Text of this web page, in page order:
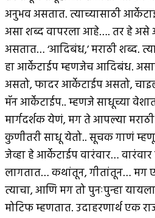
अनुभव असतात. त्याच्यासाठी
असा शब्द वापरला आहे…. तर हे असे
असतात… ‘आदिबंध,’ मराठी शब्द.
हा आर्केटाईप म्हणजेच आदिबंध.
असतो, फादर आर्केटाईप असतो,
मॅन आर्केटाईप.. म्हणजे साधूच्या
मार्गदर्शक येणं, मग ते आपल्या
कुणीतरी साधू येतो.. सूचक गाणं
जेव्हा हे आर्केटाईप वारंवार…
लागतात… कथांतून, गीतांतून… मग
त्याचा, आणि मग तो पुनःपुन्हा
मोटिफ म्हणतात. उदाहरणार्थ एक